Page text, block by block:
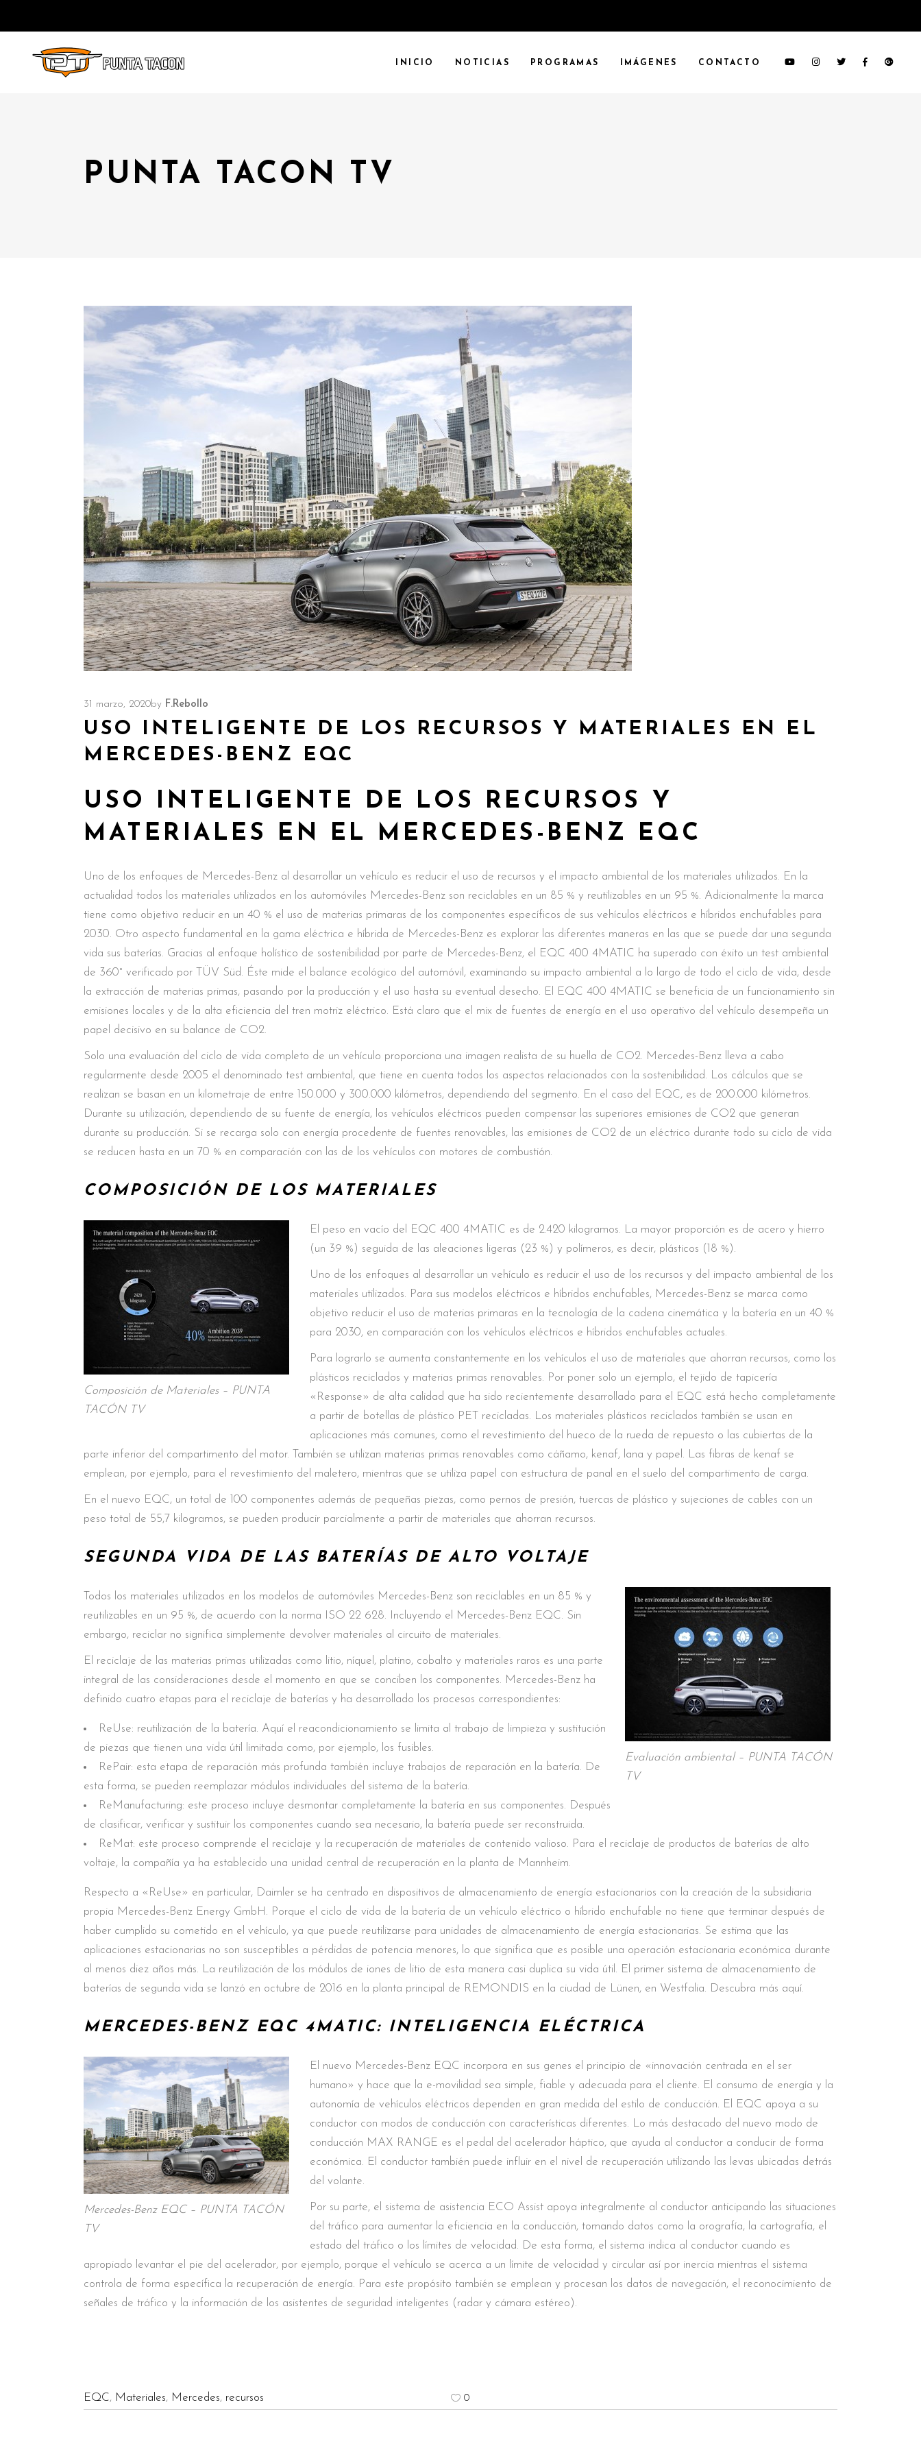
INICIO NOTICIAS PROGRAMAS IMÁGENES CONTACTO
PUNTA TACON TV
31 marzo, 2020by F.Rebollo
USO INTELIGENTE DE LOS RECURSOS Y MATERIALES EN EL
MERCEDES-BENZ EQC
USO INTELIGENTE DE LOS RECURSOS Y
MATERIALES EN EL MERCEDES-BENZ EQC
Uno de los enfoques de Mercedes-Benz al desarrollar un vehículo es reducir el uso de recursos y el impacto ambiental de los materiales utilizados. En la
actualidad todos los materiales utilizados en los automóviles Mercedes-Benz son reciclables en un 85 % y reutilizables en un 95 %. Adicionalmente la marca
tiene como objetivo reducir en un 40 % el uso de materias primaras de los componentes específicos de sus vehículos eléctricos e híbridos enchufables para
2030. Otro aspecto fundamental en la gama eléctrica e híbrida de Mercedes-Benz es explorar las diferentes maneras en las que se puede dar una segunda
vida sus baterías. Gracias al enfoque holístico de sostenibilidad por parte de Mercedes-Benz, el EQC 400 4MATIC ha superado con éxito un test ambiental
de 360° verificado por TÜV Süd. Éste mide el balance ecológico del automóvil, examinando su impacto ambiental a lo largo de todo el ciclo de vida, desde
la extracción de materias primas, pasando por la producción y el uso hasta su eventual desecho. El EQC 400 4MATIC se beneficia de un funcionamiento sin
emisiones locales y de la alta eficiencia del tren motriz eléctrico. Está claro que el mix de fuentes de energía en el uso operativo del vehículo desempeña un
papel decisivo en su balance de CO2.
Solo una evaluación del ciclo de vida completo de un vehículo proporciona una imagen realista de su huella de CO2. Mercedes-Benz lleva a cabo
regularmente desde 2005 el denominado test ambiental, que tiene en cuenta todos los aspectos relacionados con la sostenibilidad. Los cálculos que se
realizan se basan en un kilometraje de entre 150.000 y 300.000 kilómetros, dependiendo del segmento. En el caso del EQC, es de 200.000 kilómetros.
Durante su utilización, dependiendo de su fuente de energía, los vehículos eléctricos pueden compensar las superiores emisiones de CO2 que generan
durante su producción. Si se recarga solo con energía procedente de fuentes renovables, las emisiones de CO2 de un eléctrico durante todo su ciclo de vida
se reducen hasta en un 70 % en comparación con las de los vehículos con motores de combustión.
COMPOSICIÓN DE LOS MATERIALES
Composición de Materiales – PUNTA
TACÓN TV
El peso en vacío del EQC 400 4MATIC es de 2.420 kilogramos. La mayor proporción es de acero y hierro
(un 39 %) seguida de las aleaciones ligeras (23 %) y polímeros, es decir, plásticos (18 %).
Uno de los enfoques al desarrollar un vehículo es reducir el uso de los recursos y del impacto ambiental de los
materiales utilizados. Para sus modelos eléctricos e híbridos enchufables, Mercedes-Benz se marca como
objetivo reducir el uso de materias primaras en la tecnología de la cadena cinemática y la batería en un 40 %
para 2030, en comparación con los vehículos eléctricos e híbridos enchufables actuales.
Para lograrlo se aumenta constantemente en los vehículos el uso de materiales que ahorran recursos, como los
plásticos reciclados y materias primas renovables. Por poner solo un ejemplo, el tejido de tapicería
«Response» de alta calidad que ha sido recientemente desarrollado para el EQC está hecho completamente
a partir de botellas de plástico PET recicladas. Los materiales plásticos reciclados también se usan en
aplicaciones más comunes, como el revestimiento del hueco de la rueda de repuesto o las cubiertas de la
parte inferior del compartimento del motor. También se utilizan materias primas renovables como cáñamo, kenaf, lana y papel. Las fibras de kenaf se
emplean, por ejemplo, para el revestimiento del maletero, mientras que se utiliza papel con estructura de panal en el suelo del compartimento de carga.
En el nuevo EQC, un total de 100 componentes además de pequeñas piezas, como pernos de presión, tuercas de plástico y sujeciones de cables con un
peso total de 55,7 kilogramos, se pueden producir parcialmente a partir de materiales que ahorran recursos.
SEGUNDA VIDA DE LAS BATERÍAS DE ALTO VOLTAJE
Evaluación ambiental – PUNTA TACÓN
TV
Todos los materiales utilizados en los modelos de automóviles Mercedes-Benz son reciclables en un 85 % y
reutilizables en un 95 %, de acuerdo con la norma ISO 22 628. Incluyendo el Mercedes-Benz EQC. Sin
embargo, reciclar no significa simplemente devolver materiales al circuito de materiales.
El reciclaje de las materias primas utilizadas como litio, níquel, platino, cobalto y materiales raros es una parte
integral de las consideraciones desde el momento en que se conciben los componentes. Mercedes-Benz ha
definido cuatro etapas para el reciclaje de baterías y ha desarrollado los procesos correspondientes:
ReUse: reutilización de la batería. Aquí el reacondicionamiento se limita al trabajo de limpieza y sustitución
de piezas que tienen una vida útil limitada como, por ejemplo, los fusibles.
RePair: esta etapa de reparación más profunda también incluye trabajos de reparación en la batería. De
esta forma, se pueden reemplazar módulos individuales del sistema de la batería.
ReManufacturing: este proceso incluye desmontar completamente la batería en sus componentes. Después
de clasificar, verificar y sustituir los componentes cuando sea necesario, la batería puede ser reconstruida.
ReMat: este proceso comprende el reciclaje y la recuperación de materiales de contenido valioso. Para el reciclaje de productos de baterías de alto
voltaje, la compañía ya ha establecido una unidad central de recuperación en la planta de Mannheim.
Respecto a «ReUse» en particular, Daimler se ha centrado en dispositivos de almacenamiento de energía estacionarios con la creación de la subsidiaria
propia Mercedes-Benz Energy GmbH. Porque el ciclo de vida de la batería de un vehículo eléctrico o híbrido enchufable no tiene que terminar después de
haber cumplido su cometido en el vehículo, ya que puede reutilizarse para unidades de almacenamiento de energía estacionarias. Se estima que las
aplicaciones estacionarias no son susceptibles a pérdidas de potencia menores, lo que significa que es posible una operación estacionaria económica durante
al menos diez años más. La reutilización de los módulos de iones de litio de esta manera casi duplica su vida útil. El primer sistema de almacenamiento de
baterías de segunda vida se lanzó en octubre de 2016 en la planta principal de REMONDIS en la ciudad de Lünen, en Westfalia. Descubra más aquí.
MERCEDES-BENZ EQC 4MATIC: INTELIGENCIA ELÉCTRICA
Mercedes-Benz EQC – PUNTA TACÓN
TV
El nuevo Mercedes-Benz EQC incorpora en sus genes el principio de «innovación centrada en el ser
humano» y hace que la e-movilidad sea simple, fiable y adecuada para el cliente. El consumo de energía y la
autonomía de vehículos eléctricos dependen en gran medida del estilo de conducción. El EQC apoya a su
conductor con modos de conducción con características diferentes. Lo más destacado del nuevo modo de
conducción MAX RANGE es el pedal del acelerador háptico, que ayuda al conductor a conducir de forma
económica. El conductor también puede influir en el nivel de recuperación utilizando las levas ubicadas detrás
del volante.
Por su parte, el sistema de asistencia ECO Assist apoya integralmente al conductor anticipando las situaciones
del tráfico para aumentar la eficiencia en la conducción, tomando datos como la orografía, la cartografía, el
estado del tráfico o los límites de velocidad. De esta forma, el sistema indica al conductor cuando es
apropiado levantar el pie del acelerador, por ejemplo, porque el vehículo se acerca a un límite de velocidad y circular así por inercia mientras el sistema
controla de forma específica la recuperación de energía. Para este propósito también se emplean y procesan los datos de navegación, el reconocimiento de
señales de tráfico y la información de los asistentes de seguridad inteligentes (radar y cámara estéreo).
EQC, Materiales, Mercedes, recursos 0